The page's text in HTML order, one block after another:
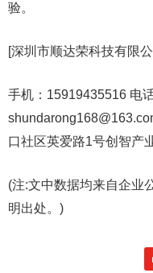
验。
[深圳市顺达荣科技有限
手机：15919435516 电
口社区英爱路1号创智产
(注:文中数据均来自企业
明出处。)